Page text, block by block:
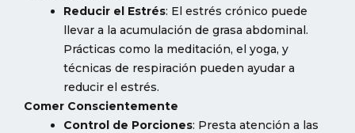
Reducir el Estrés: El estrés crónico puede
llevar a la acumulación de grasa abdominal.
Prácticas como la meditación, el yoga, y
técnicas de respiración pueden ayudar a
reducir el estrés.
Comer Conscientemente
Control de Porciones: Presta atención a las